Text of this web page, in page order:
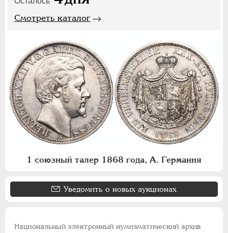
Смотреть каталог
1 союзный талер 1868 года, А. Германия
Уведомить о новых аукционах
Национальный электронный нумизматический архив